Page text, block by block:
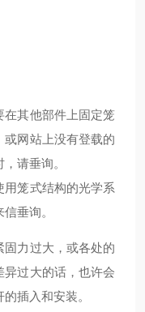
其他部件上固定笼
或网站上没有登载的
请垂询。
笼式结构的光学系
垂询。
力过大，或各处的
异过大的话，也许会
插入和安装。